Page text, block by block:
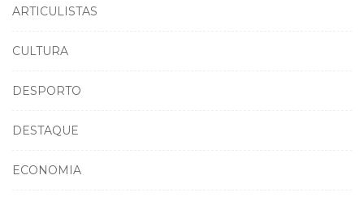
ARTICULISTAS
CULTURA
DESPORTO
DESTAQUE
ECONOMIA